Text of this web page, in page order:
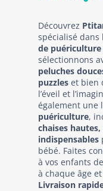
Découvrez
spécialisé dans
de puériculture
sélectionnons
peluches
puzzles et bien
l’éveil et
également une
puériculture,
chaises
indispensables
bébé. Faites
à vos enfants
à chaque âge
Livraison